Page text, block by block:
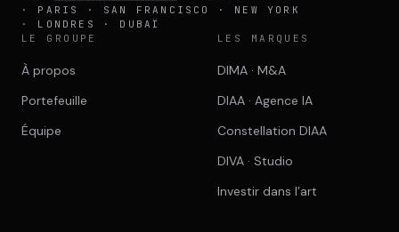
· PARIS · SAN FRANCISCO · NEW YORK
· LONDRES · DUBAÏ
LE GROUPE
À propos
Portefeuille
Équipe
LES MARQUES
DIMA · M&A
DIAA · Agence IA
Constellation DIAA
DIVA · Studio
Investir dans l’art